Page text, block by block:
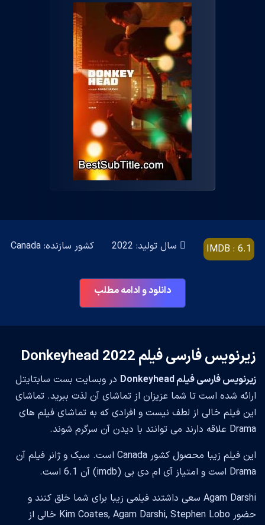
IMDB : 6.1 سال تولید: 2022 کشور سازنده: Canada
دانلود و ادامه مطلب
زیرنویس فارسی فیلم Donkeyhead 2022
زیرنویس فارسی فیلم Donkeyhead
در وبسایت بست سابتایتل
ارائه شده است تا شما عزیزان از تماشای آن لذت ببرید. تماشای
این فیلم خالی از لطف نیست و افرادی که به تماشای فیلم های
Drama علاقه دارند می توانند با دیدن آن سرگرم شوند.
این فیلم زیبا محصول کشور Canada است. سبک و ژانر فیلم آن
Drama است و امتیاز آی ام دی بی (imdb) آن 6.1 است.
Agam Darshi سعی داشتند فیلمی زیبا برای شما خلق کنند و
حضور Kim Coates, Agam Darshi, Stephen Lobo خالی از